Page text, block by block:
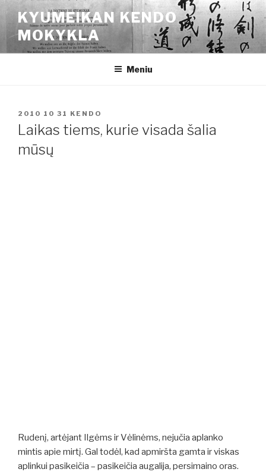
Eiti
prie
turinio
KYUMEIKAN KENDO
MOKYKLA
Meniu
PASKELBTA
2010 10 31 KENDO
Laikas tiems, kurie visada šalia
mūsų
Rudenį, artėjant Ilgėms ir Vėlinėms, nejučia aplanko
mintis apie mirtį. Gal todėl, kad apmiršta gamta ir viskas
aplinkui pasikeičia – pasikeičia augalija, persimaino oras.